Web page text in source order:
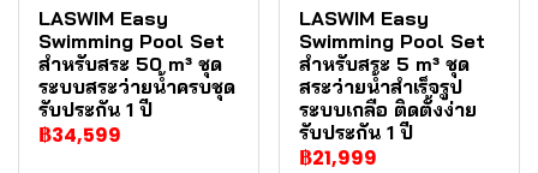
LASWIM Easy
Swimming Pool Set
สำหรับสระ 50 m³ ชุด
ระบบสระว่ายน้ำครบชุด
รับประกัน 1 ปี
฿34,599
LASWIM Easy
Swimming Pool Set
สำหรับสระ 5 m³ ชุด
สระว่ายน้ำสำเร็จรูป
ระบบเกลือ ติดตั้งง่าย
รับประกัน 1 ปี
฿21,999